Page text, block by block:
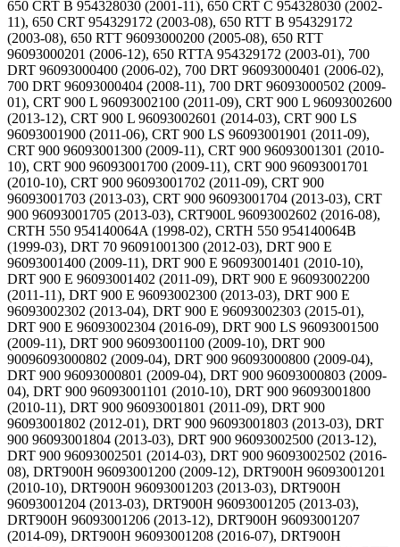
650 CRT B 954328030 (2001-11), 650 CRT C 954328030 (2002-
11), 650 CRT 954329172 (2003-08), 650 RTT B 954329172
(2003-08), 650 RTT 96093000200 (2005-08), 650 RTT
96093000201 (2006-12), 650 RTTA 954329172 (2003-01), 700
DRT 96093000400 (2006-02), 700 DRT 96093000401 (2006-02),
700 DRT 96093000404 (2008-11), 700 DRT 96093000502 (2009-
01), CRT 900 L 96093002100 (2011-09), CRT 900 L 96093002600
(2013-12), CRT 900 L 96093002601 (2014-03), CRT 900 LS
96093001900 (2011-06), CRT 900 LS 96093001901 (2011-09),
CRT 900 96093001300 (2009-11), CRT 900 96093001301 (2010-
10), CRT 900 96093001700 (2009-11), CRT 900 96093001701
(2010-10), CRT 900 96093001702 (2011-09), CRT 900
96093001703 (2013-03), CRT 900 96093001704 (2013-03), CRT
900 96093001705 (2013-03), CRT900L 96093002602 (2016-08),
CRTH 550 954140064A (1998-02), CRTH 550 954140064B
(1999-03), DRT 70 96091001300 (2012-03), DRT 900 E
96093001400 (2009-11), DRT 900 E 96093001401 (2010-10),
DRT 900 E 96093001402 (2011-09), DRT 900 E 96093002200
(2011-11), DRT 900 E 96093002300 (2013-03), DRT 900 E
96093002302 (2013-04), DRT 900 E 96093002303 (2015-01),
DRT 900 E 96093002304 (2016-09), DRT 900 LS 96093001500
(2009-11), DRT 900 96093001100 (2009-10), DRT 900
90096093000802 (2009-04), DRT 900 96093000800 (2009-04),
DRT 900 96093000801 (2009-04), DRT 900 96093000803 (2009-
04), DRT 900 96093001101 (2010-10), DRT 900 96093001800
(2010-11), DRT 900 96093001801 (2011-09), DRT 900
96093001802 (2012-01), DRT 900 96093001803 (2013-03), DRT
900 96093001804 (2013-03), DRT 900 96093002500 (2013-12),
DRT 900 96093002501 (2014-03), DRT 900 96093002502 (2016-
08), DRT900H 96093001200 (2009-12), DRT900H 96093001201
(2010-10), DRT900H 96093001203 (2013-03), DRT900H
96093001204 (2013-03), DRT900H 96093001205 (2013-03),
DRT900H 96093001206 (2013-12), DRT900H 96093001207
(2014-09), DRT900H 96093001208 (2016-07), DRT900H